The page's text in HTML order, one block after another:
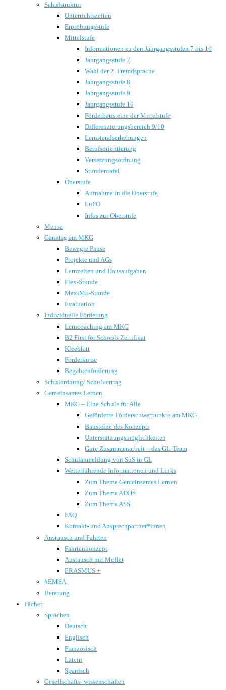
Schulstruktur
Unterrichtszeiten
Erprobungsstufe
Mittelstufe
Informationen zu den Jahrgangsstufen 7 bis 10
Jahrgangsstufe 7
Wahl der 2. Fremdsprache
Jahrgangsstufe 8
Jahrgangsstufe 9
Jahrgangsstufe 10
Förderbausteine der Mittelstufe
Differenzierungsbereich 9/10
Lernstandserhebungen
Berufsorientierung
Versetzungsordnung
Stundentafel
Oberstufe
Aufnahme in die Oberstufe
LuPO
Infos zur Oberstufe
Mensa
Ganztag am MKG
Bewegte Pause
Projekte und AGs
Lernzeiten und Hausaufgaben
Flex-Stunde
MaxiMo-Stunde
Evaluation
Individuelle Förderung
Lerncoaching am MKG
B2 First for Schools Zertifikat
Kleeblatt
Förderkurse
Begabtenförderung
Schulordnung/ Schulvertrag
Gemeinsames Lernen
MKG – Eine Schule für Alle
Geförderte Förderschwerpunkte am MKG
Bausteine des Konzepts
Unterstützungsmöglichkeiten
Gute Zusammenarbeit – das GL-Team
Schulanmeldung von SuS in GL
Weiterführende Informationen und Links
Zum Thema Gemeinsames Lernen
Zum Thema ADHS
Zum Thema ASS
FAQ
Kontakt- und Ansprechpartner*innen
Austausch und Fahrten
Fahrtenkonzept
Austausch mit Mollet
ERASMUS +
#EMSA
Beratung
Fächer
Sprachen
Deutsch
Englisch
Französisch
Latein
Spanisch
Gesellschafts- wissenschaften